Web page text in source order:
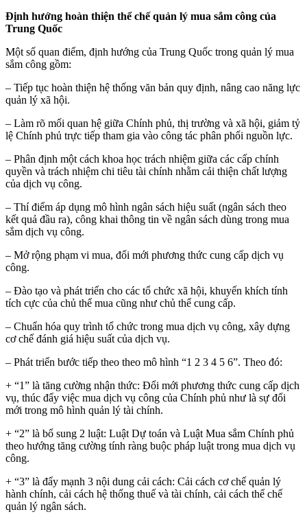
Định hướng hoàn thiện thể chế quản lý mua sắm công của
Trung Quốc
Một số quan điểm, định hướng của Trung Quốc trong quản lý mua
sắm công gồm:
– Tiếp tục hoàn thiện hệ thống văn bản quy định, nâng cao năng lực
quản lý xã hội.
– Làm rõ mối quan hệ giữa Chính phủ, thị trường và xã hội, giảm tỷ
lệ Chính phủ trực tiếp tham gia vào công tác phân phối nguồn lực.
– Phân định một cách khoa học trách nhiệm giữa các cấp chính
quyền và trách nhiệm chi tiêu tài chính nhằm cải thiện chất lượng
của dịch vụ công.
– Thí điểm áp dụng mô hình ngân sách hiệu suất (ngân sách theo
kết quả đầu ra), công khai thông tin về ngân sách dùng trong mua
sắm dịch vụ công.
– Mở rộng phạm vi mua, đổi mới phương thức cung cấp dịch vụ
công.
– Đào tạo và phát triển cho các tổ chức xã hội, khuyến khích tính
tích cực của chủ thể mua cũng như chủ thể cung cấp.
– Chuẩn hóa quy trình tổ chức trong mua dịch vụ công, xây dựng
cơ chế đánh giá hiệu suất của dịch vụ.
– Phát triển bước tiếp theo theo mô hình “1 2 3 4 5 6”. Theo đó:
+ “1” là tăng cường nhận thức: Đổi mới phương thức cung cấp dịch
vụ, thúc đẩy việc mua dịch vụ công của Chính phủ như là sự đổi
mới trong mô hình quản lý tài chính.
+ “2” là bổ sung 2 luật: Luật Dự toán và Luật Mua sắm Chính phủ
theo hướng tăng cường tính ràng buộc pháp luật trong mua dịch vụ
công.
+ “3” là đẩy mạnh 3 nội dung cải cách: Cải cách cơ chế quản lý
hành chính, cải cách hệ thống thuế và tài chính, cải cách thể chế
quản lý ngân sách.